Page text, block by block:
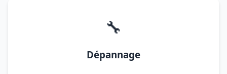
🔧
Dépannage